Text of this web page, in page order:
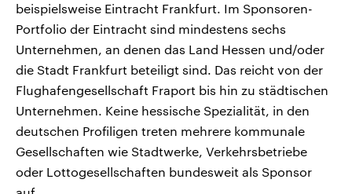
beispielsweise Eintracht Frankfurt. Im Sponsoren-
Portfolio der Eintracht sind mindestens sechs
Unternehmen, an denen das Land Hessen und/oder
die Stadt Frankfurt beteiligt sind. Das reicht von der
Flughafengesellschaft Fraport bis hin zu städtischen
Unternehmen. Keine hessische Spezialität, in den
deutschen Profiligen treten mehrere kommunale
Gesellschaften wie Stadtwerke, Verkehrsbetriebe
oder Lottogesellschaften bundesweit als Sponsor